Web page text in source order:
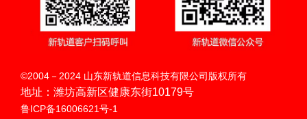
扫码呼叫
©2004－2024 山东新轨道信息科技有限公司版权所有
地址：潍坊高新区健康东街10179号
鲁ICP备16006621号-1